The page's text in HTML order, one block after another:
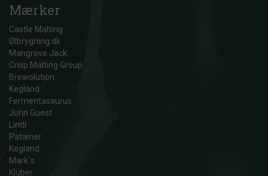
Mærker
Castle Malting
Ølbrygning.dk
Mangrove Jack
Crisp Malting Group
Brewolution
Kegland
Fermentasaurus
John Guest
Lindr
Patainer
Kegland
Mark´s
Klüber